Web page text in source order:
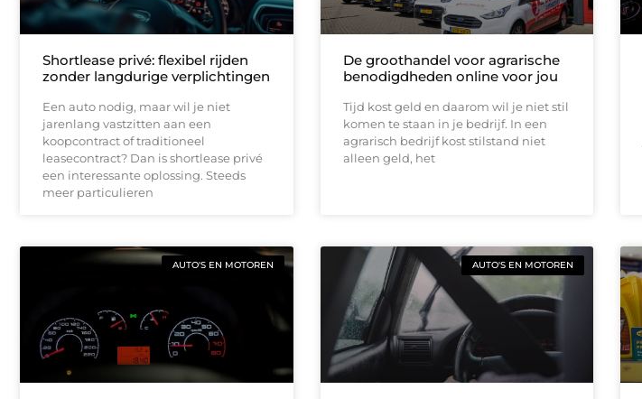
Shortlease privé: flexibel rijden
zonder langdurige verplichtingen
Een auto nodig, maar wil je niet
jarenlang vastzitten aan een
koopcontract of traditioneel
leasecontract? Dan is shortlease privé
een interessante oplossing. Steeds
meer particulieren
De groothandel voor agrarische
benodigdheden online voor jou
Tijd kost geld en daarom wil je niet stil
komen te staan in je bedrijf. In een
agrarisch bedrijf kost stilstand niet
alleen geld, het
AUTO'S EN MOTOREN AUTO'S EN MOTOREN